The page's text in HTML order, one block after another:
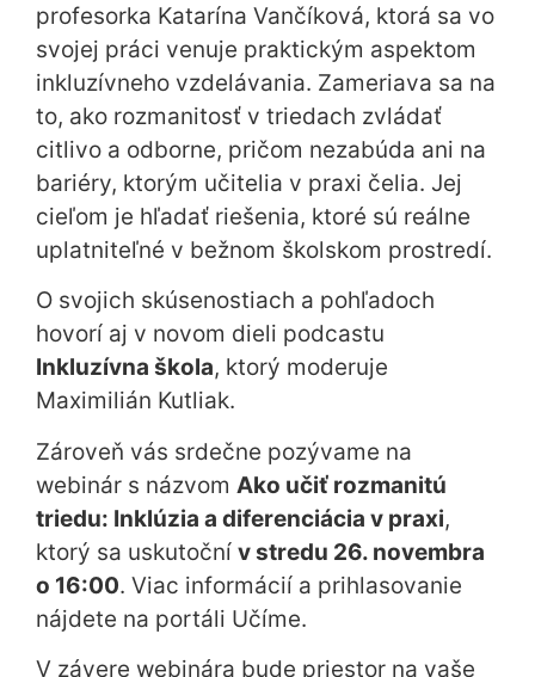
profesorka Katarína Vančíková, ktorá sa vo
svojej práci venuje praktickým aspektom
inkluzívneho vzdelávania. Zameriava sa na
to, ako rozmanitosť v triedach zvládať
citlivo a odborne, pričom nezabúda ani na
bariéry, ktorým učitelia v praxi čelia. Jej
cieľom je hľadať riešenia, ktoré sú reálne
uplatniteľné v bežnom školskom prostredí.
O svojich skúsenostiach a pohľadoch
hovorí aj v novom dieli podcastu
Inkluzívna škola, ktorý moderuje
Maximilián Kutliak.
Zároveň vás srdečne pozývame na
webinár s názvom Ako učiť rozmanitú
triedu: Inklúzia a diferenciácia v praxi,
ktorý sa uskutoční v stredu 26. novembra
o 16:00. Viac informácií a prihlasovanie
nájdete na portáli Učíme.
V závere webinára bude priestor na vaše